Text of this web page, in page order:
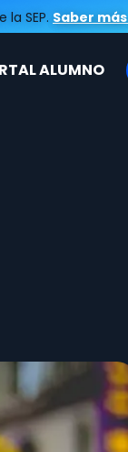
SEP. Saber más
ALUMNO